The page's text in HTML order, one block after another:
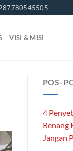
VISI & MISI
POS-
4
Renang
Jangan